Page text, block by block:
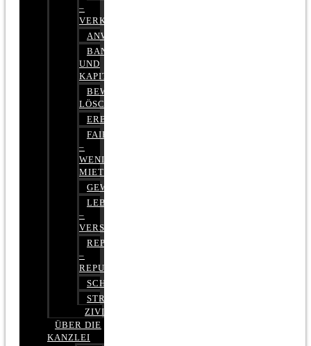
–
VERKEHRSRECHT
ANWALTSHAFTUNGSRECHT
BANK-
UND
KAPITALMARKTRECHT
BEWERTUNGEN
LÖSCHEN
ERBRECHT
FAIRMIETEN
–
WENIGER
MIETE
GEWERBERECHT
LEBENSVERSICHERUNG
–
VERSICHERUNGSRECHT
REPUTATIONSRECHT
–
REPUTATIONSMANAGEMENT
SCHUFARECHT
STRAFRECHT
ZIVILRECHT
ÜBER DIE
KANZLEI